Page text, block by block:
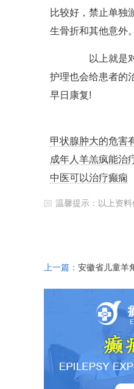
比较好，禁止单独
生骨折和其他意外。
以上就是对
护理也会给患者的
早日康复!
甲状腺肿大的危害
成年人羊羔疯能治
中医可以治疗癫痫
温馨提示：以上资
上一篇： 安徽省儿童羊